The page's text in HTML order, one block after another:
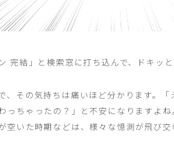
完結」と検索窓に打ち込んで、ドキッ
、その気持ちは痛いほど分かります。
っちゃったの？」と不安になりますよ
空いた時期などは、様々な憶測が飛び交